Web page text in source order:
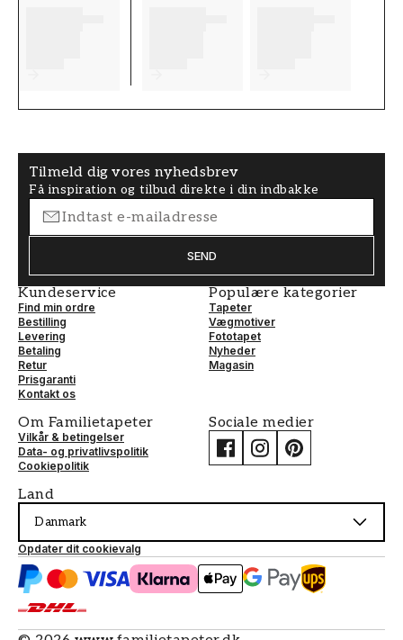
Tilmeld dig vores nyhedsbrev
Få inspiration og tilbud direkte i din indbakke
SEND
Kundeservice
Find min ordre
Bestilling
Levering
Betaling
Retur
Prisgaranti
Kontakt os
Populære kategorier
Tapeter
Vægmotiver
Fototapet
Nyheder
Magasin
Om Familietapeter
Vilkår & betingelser
Data- og privatlivspolitik
Cookiepolitik
Sociale medier
Land
Danmark
Opdater dit cookievalg